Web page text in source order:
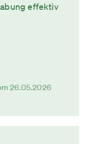
effektiv
26.05.2026